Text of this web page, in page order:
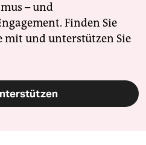
– und
Finden Sie
mit und unterstützen Sie